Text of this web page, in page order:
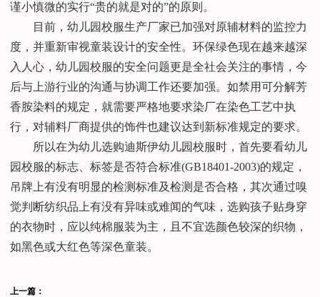
谨小慎微的实行“贵的就是对的”的原则。
目前，幼儿园校服生产厂家已加强对原辅材料的监控力
度，并重新审视童装设计的安全性。环保绿色现在越来越深
入人心，幼儿园校服的安全问题更是全社会关注的事情，今
后与上游行业的沟通与协调工作还要加强。如禁用可分解芳
香胺染料的规定，就需要严格地要求染厂在染色工艺中执
行，对辅料厂商提供的饰件也建议达到新标准规定的要求。
所以在为幼儿选购迪斯伊幼儿园校服时，首先要看幼儿
园校服的标志、标签是否符合标准(GB18401-2003)的规定，
吊牌上有没有明显的检测标准及检测是否合格，其次通过嗅
觉判断纺织品上有没有异味或难闻的气味，选购孩子贴身穿
的衣物时，应以纯棉服装为主，且不宜选颜色较深的织物，
如黑色或大红色等深色童装。
上一篇：